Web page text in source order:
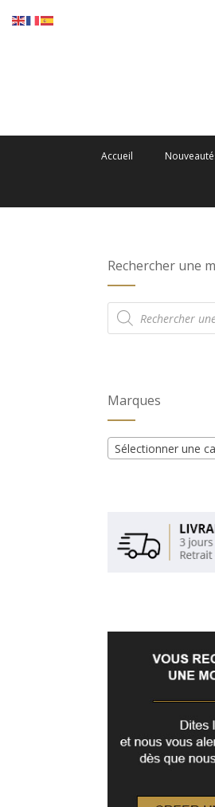
Accueil
Rechercher une
Recherche
de
produits
Marques
Sélectionner une